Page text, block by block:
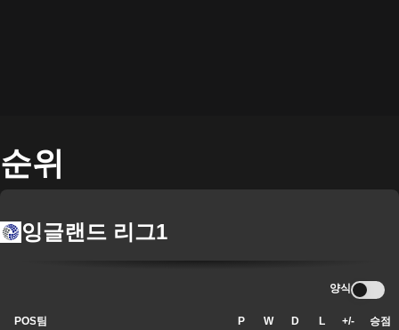
순위
잉글랜드 리그1
양식
POS팀 P W D L +/- 승점